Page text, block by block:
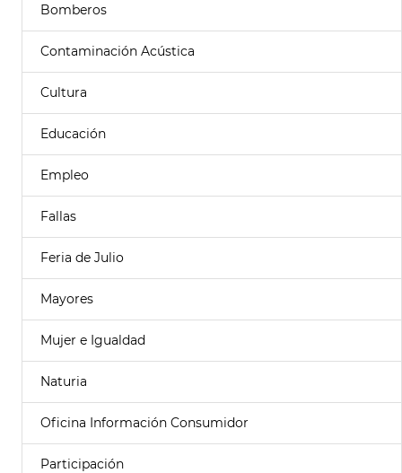
Bomberos
Contaminación Acústica
Cultura
Educación
Empleo
Fallas
Feria de Julio
Mayores
Mujer e Igualdad
Naturia
Oficina Información Consumidor
Participación